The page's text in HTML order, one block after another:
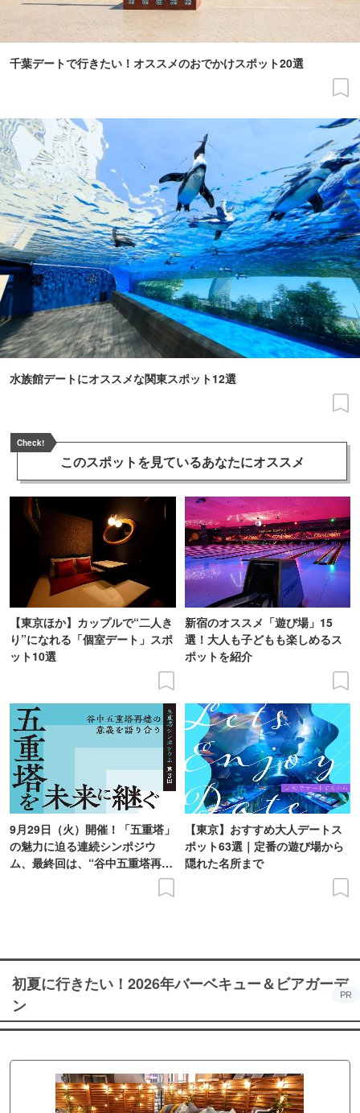
千葉デートで行きたい！オススメのおでかけスポット20選
水族館デートにオススメな関東スポット12選
Check!
このスポットを見ているあなたにオススメ
【東京ほか】カップルで“二人き
り”になれる「個室デート」スポ
ット10選
新宿のオススメ「遊び場」15
選！大人も子どもも楽しめるス
ポットを紹介
9月29日（火）開催！「五重塔」
の魅力に迫る連続シンポジウ
ム、最終回は、“谷中五重塔再建
【東京】おすすめ大人デートス
ポット63選｜定番の遊び場から
隠れた名所まで
初夏に行きたい！2026年バーベキュー＆ビアガーデ
ン
PR